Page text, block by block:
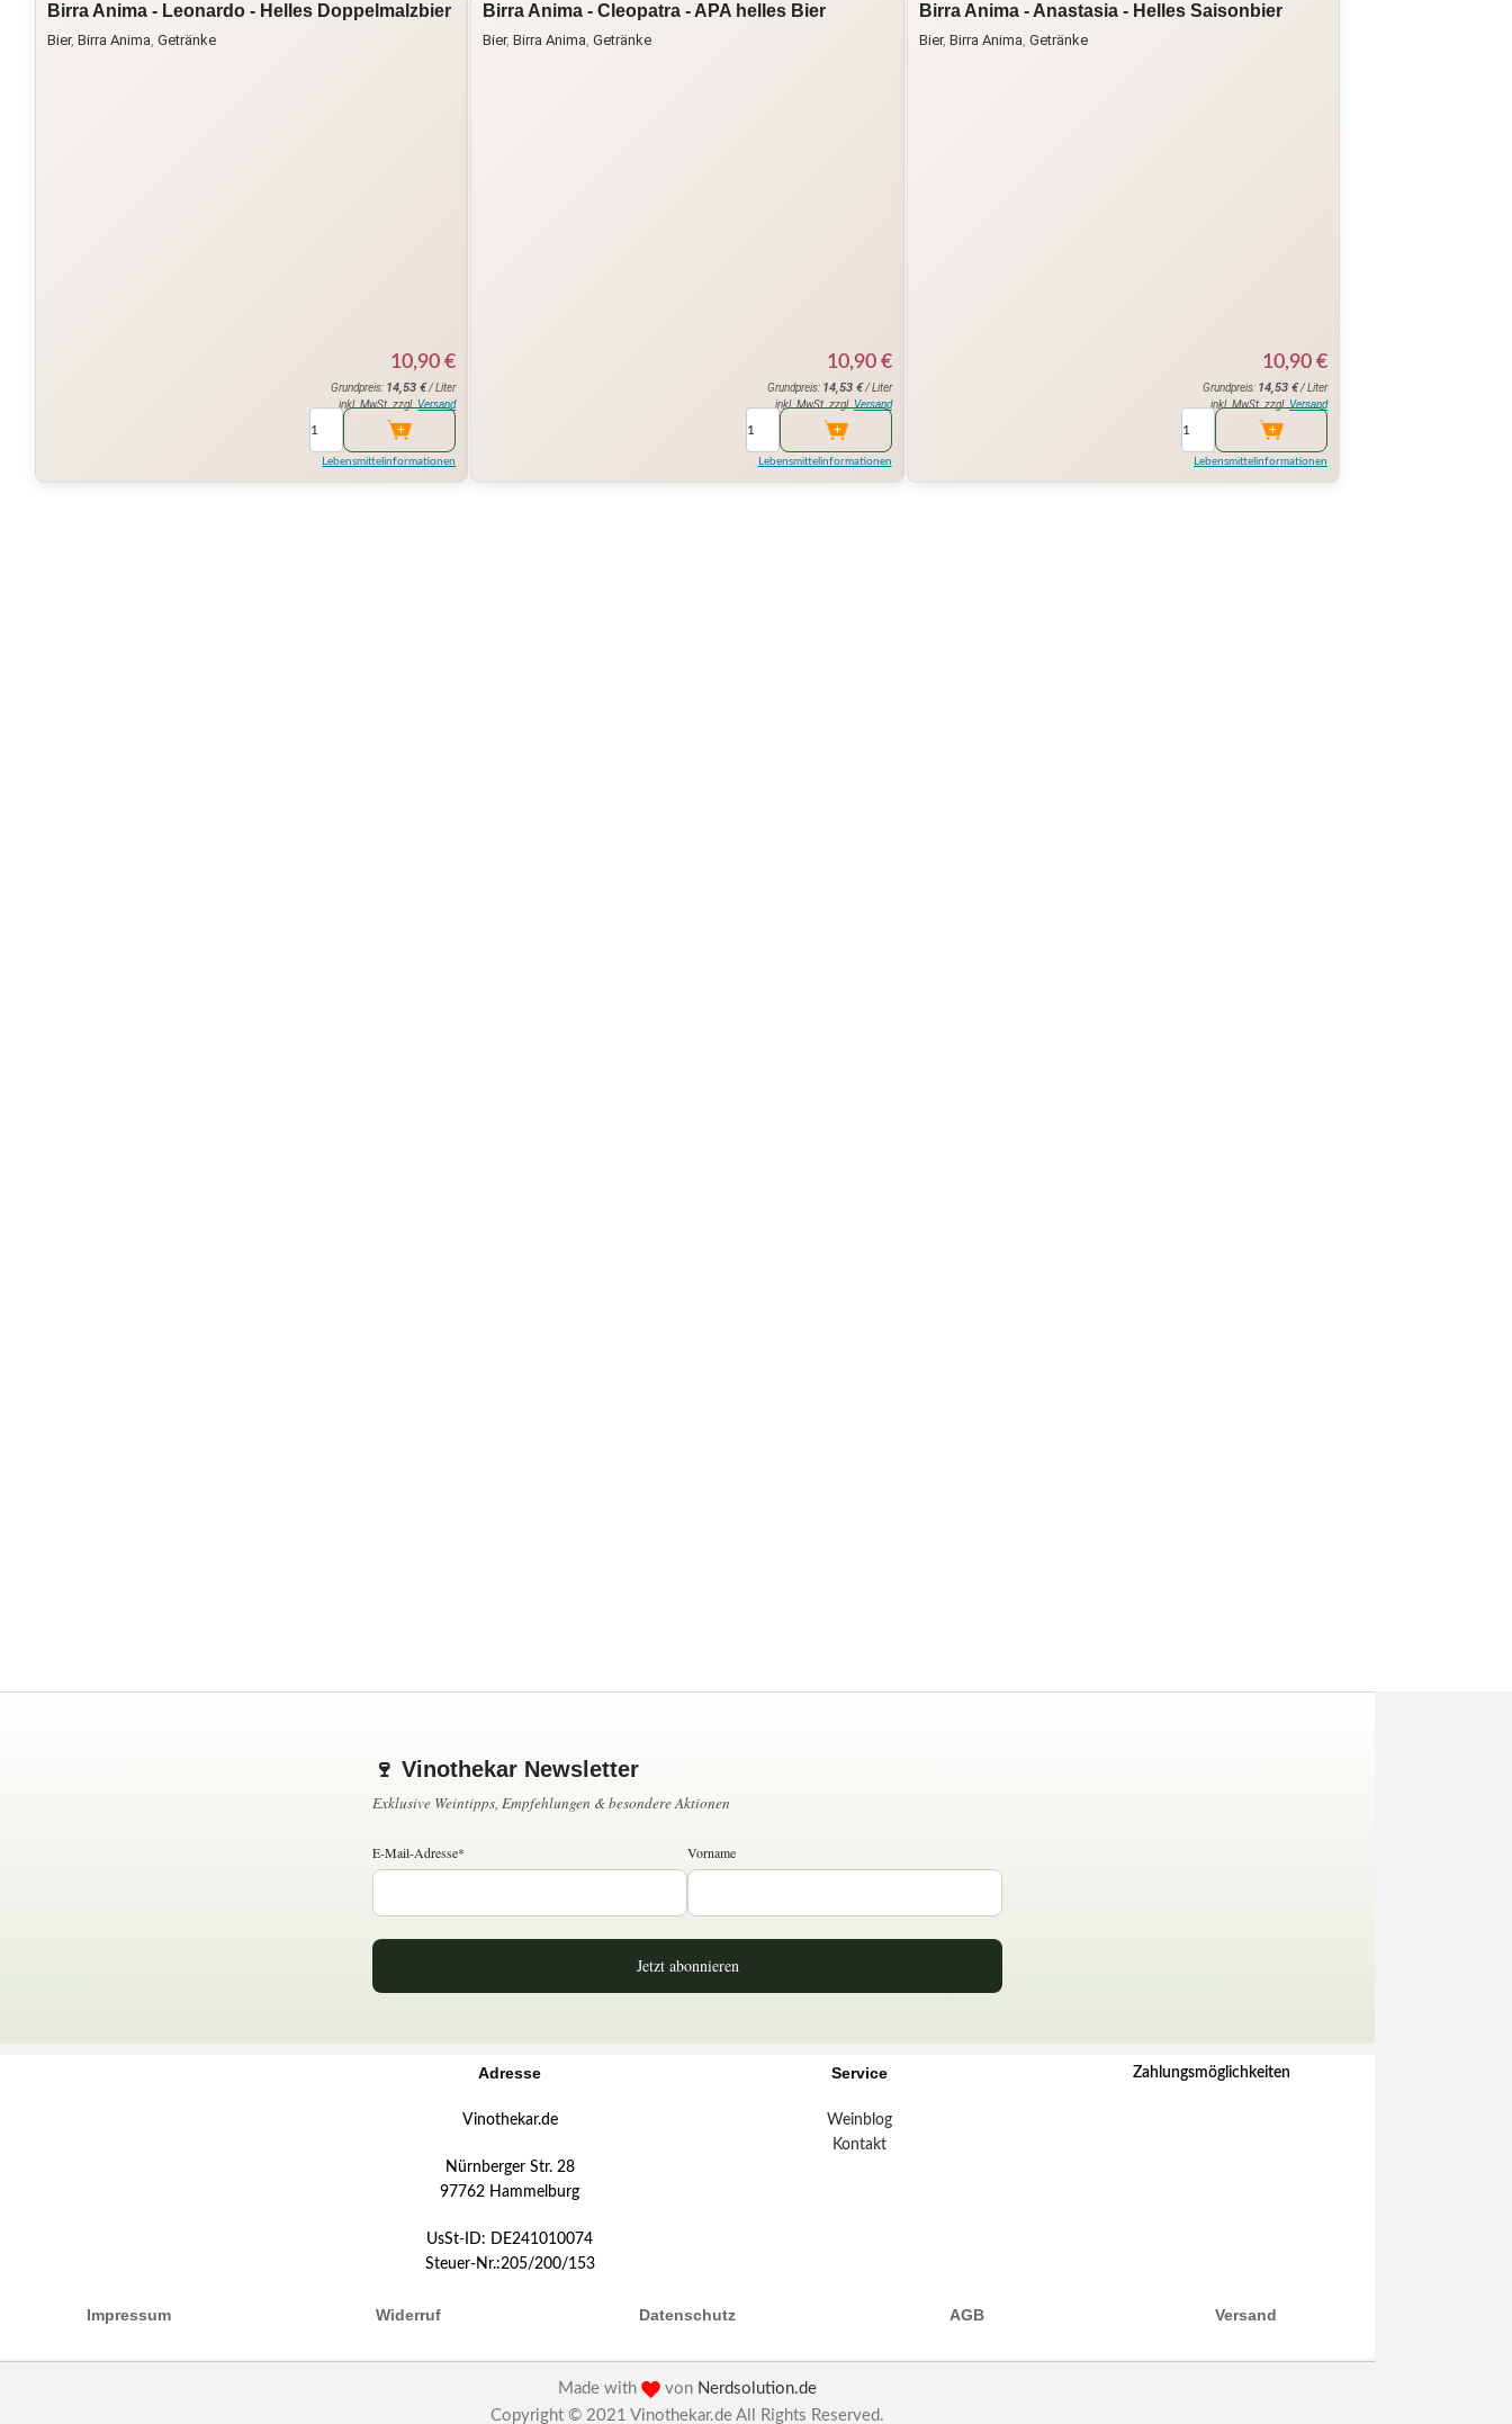
Birra Anima - Leonardo - Helles Doppelmalzbier
Bier, Birra Anima, Getränke
10,90€
Grundpreis: 14,53€/ Liter
inkl. MwSt. zzgl.Versand
Lebensmittelinformationen
Birra Anima - Cleopatra - APA helles Bier
Bier,Birra Anima,Getränke
10,90 €
Grundpreis: 14,53 €/ Liter
inkl. MwSt. zzgl. Versand
Lebensmittelinformationen
Birra Anima - Anastasia - Helles Saisonbier
Bier, Birra Anima, Getränke
10,90 €
Grundpreis: 14,53 €/ Liter
inkl. MwSt. zzgl. Versand
Lebensmittelinformationen
🍷 Vinothekar Newsletter
Exklusive Weintipps, Empfehlungen & besondere Aktionen
E-Mail-Adresse* Vorname
Jetzt abonnieren
Adresse
Vinothekar.de
Nürnberger Str. 28
97762 Hammelburg
UsSt-ID: DE241010074
Steuer-Nr.:205/200/153
Service
Weinblog
Kontakt
Zahlungsmöglichkeiten
Impressum Widerruf Datenschutz AGB Versand
Made with von Nerdsolution.de
Copyright © 2021 Vinothekar.de All Rights Reserved.